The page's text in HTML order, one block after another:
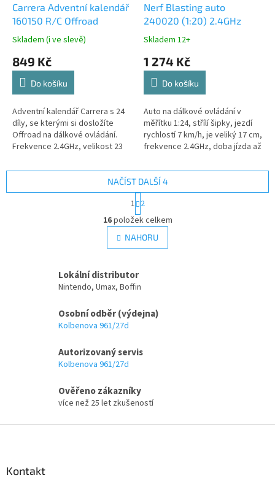
Carrera Adventní kalendář
160150 R/C Offroad
Skladem (i ve slevě)
849 Kč
Do košíku
Adventní kalendář Carrera s 24
díly, se kterými si dosložíte
Offroad na dálkové ovládání.
Frekvence 2.4GHz, velikost 23
Nerf Blasting auto
240020 (1:20) 2.4GHz
Skladem 12+
1 274 Kč
Do košíku
Auto na dálkové ovládání v
měřítku 1:24, střílí šipky, jezdí
rychlostí 7 km/h, je veliký 17 cm,
frekvence 2.4GHz, doba jízda až
O
v
l
á
a
c
p
r
y
p
i
u
NAČÍST DALŠÍ 4
t
r
á
n
k
v
á
n
1 2
16položek celkem
NAHORU
Lokální distributor
Nintendo, Umax, Boffin
Osobní odběr (výdejna)
Kolbenova 961/27d
Autorizovaný servis
Kolbenova 961/27d
Ověřeno zákazníky
více než 25 let zkušeností
Kontakt